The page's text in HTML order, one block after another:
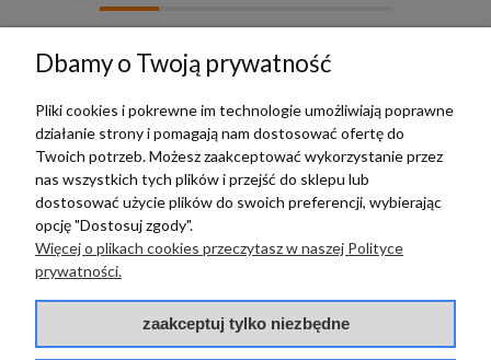
TERRADECO
BAZA WIEDZY
PŁATNOŚCI I DOSTAWA
Dbamy o Twoją prywatność
Pliki cookies i pokrewne im technologie umożliwiają poprawne
działanie strony i pomagają nam dostosować ofertę do
Twoich potrzeb. Możesz zaakceptować wykorzystanie przez
nas wszystkich tych plików i przejść do sklepu lub
dostosować użycie plików do swoich preferencji, wybierając
opcję "Dostosuj zgody".
Więcej o plikach cookies przeczytasz w naszej Polityce
prywatności.
zaakceptuj tylko niezbędne